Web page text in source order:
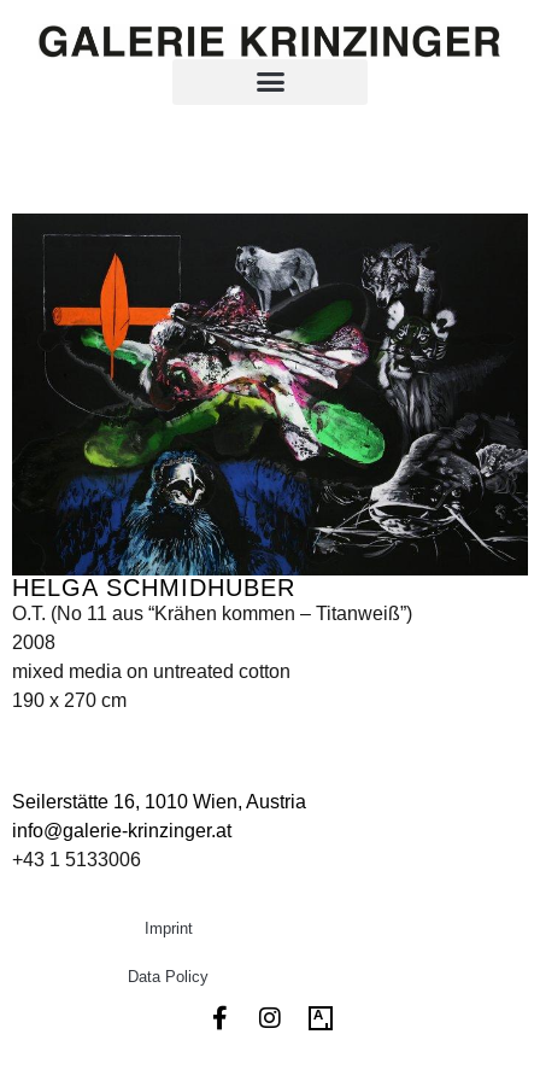
HELGA SCHMIDHUBER
O.T. (No 11 aus “Krähen kommen – Titanweiß”)
2008
mixed media on untreated cotton
190 x 270 cm
Seilerstätte 16, 1010 Wien, Austria
info@galerie-krinzinger.at
+43 1 5133006
Imprint
Data Policy